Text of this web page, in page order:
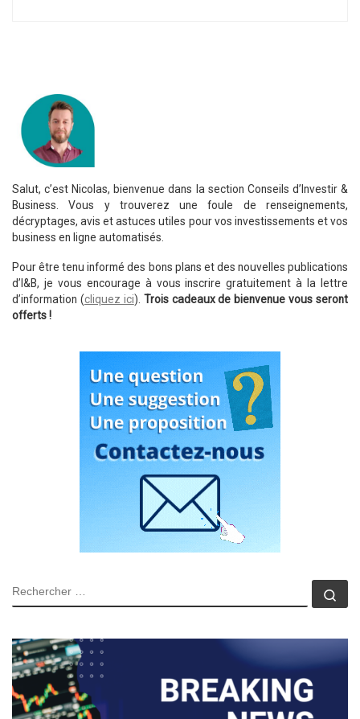
Salut, c’est Nicolas, bienvenue dans la section Conseils d’Investir &
Business. Vous y trouverez une foule de renseignements,
décryptages, avis et astuces utiles pour vos investissements et vos
business en ligne automatisés.
Pour être tenu informé des bons plans et des nouvelles publications
d’I&B, je vous encourage à vous inscrire gratuitement à la lettre
d’information (cliquez ici). Trois cadeaux de bienvenue vous seront
offerts !
RECHERCHER